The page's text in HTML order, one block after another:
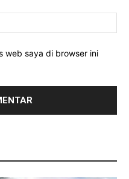
web saya di browser ini